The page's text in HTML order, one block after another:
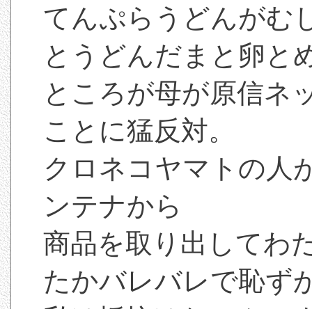
てんぷらうどんがむ
とうどんだまと卵と
ところが母が原信ネ
ことに猛反対。
クロネコヤマトの人
ンテナから
商品を取り出してわ
たかバレバレで恥ず